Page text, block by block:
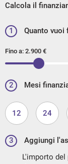
Calcola il
1 Quanto vuoi
Fino a: 2.900 €
2 Mesi
12 24
3
Aggiungi
L'importo